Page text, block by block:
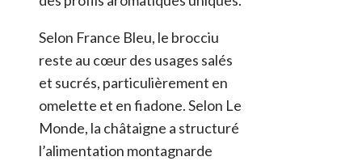
Selon France Bleu, le brocciu
reste au cœur des usages salés
et sucrés, particulièrement en
omelette et en fiadone. Selon Le
Monde, la châtaigne a structuré
l’alimentation montagnarde